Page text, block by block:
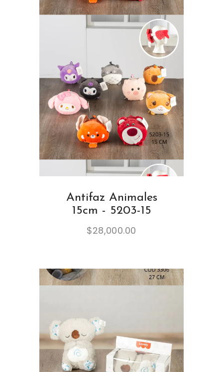
Antifaz Animales
15cm - 5203-15
$28,000.00